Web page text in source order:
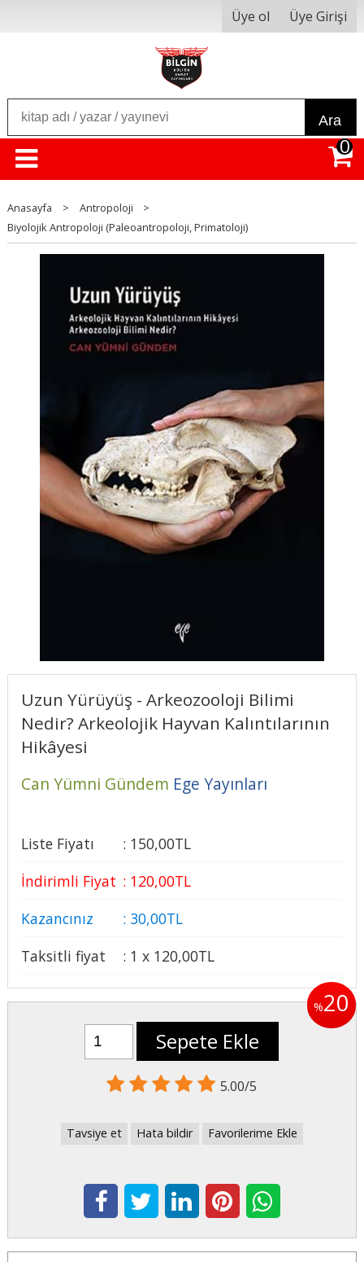
Üye ol Üye Girişi
Ara
0
Anasayfa > Antropoloji
>
Biyolojik Antropoloji (Paleoantropoloji, Primatoloji)
Uzun Yürüyüş - Arkeozooloji Bilimi
Nedir? Arkeolojik Hayvan Kalıntılarının
Hikâyesi
Can Yümni Gündem Ege Yayınları
Liste Fiyatı : 150,00TL
İndirimli Fiyat : 120,00TL
Kazancınız
: 30,00TL
Taksitli fiyat
: 1 x 120,00TL
%20
Sepete Ekle
5.00/5
Tavsiye et Hata bildir Favorilerime Ekle